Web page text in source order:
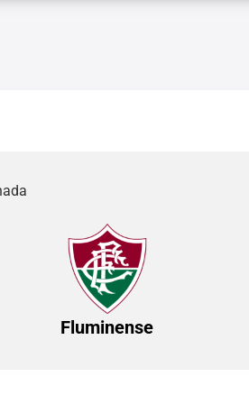
Fluminense